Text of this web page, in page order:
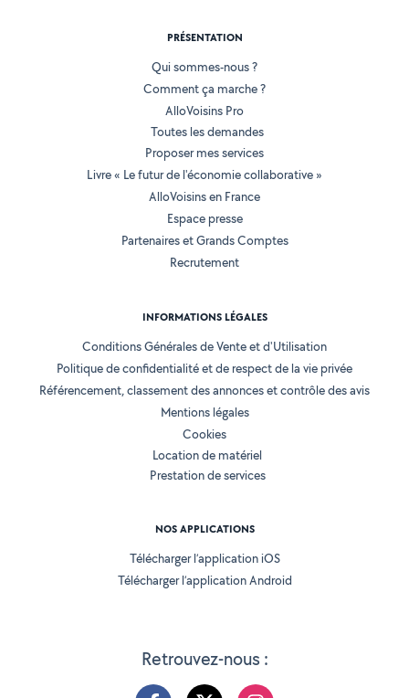
Retrouvez-nous :
PRÉSENTATION
Qui sommes-nous ?
Comment ça marche ?
AlloVoisins Pro
Toutes les demandes
Proposer mes services
Livre « Le futur de l'économie collaborative »
AlloVoisins en France
Espace presse
Partenaires et Grands Comptes
Recrutement
INFORMATIONS LÉGALES
Conditions Générales de Vente et d'Utilisation
Politique de confidentialité et de respect de la vie privée
Référencement, classement des annonces et contrôle des avis
Mentions légales
Cookies
Location de matériel
Prestation de services
NOS APPLICATIONS
Télécharger l’application iOS
Télécharger l’application Android